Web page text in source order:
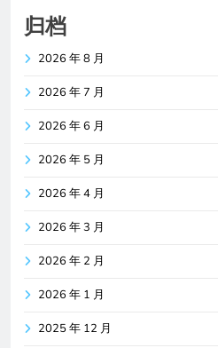
归档
2026 年 8 月
2026 年 7 月
2026 年 6 月
2026 年 5 月
2026 年 4 月
2026 年 3 月
2026 年 2 月
2026 年 1 月
2025 年 12 月